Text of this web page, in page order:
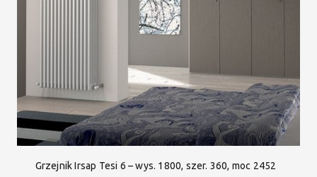
Grzejnik Irsap Tesi 6 – wys. 1800, szer. 360, moc 2452